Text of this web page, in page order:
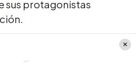
sus protagonistas